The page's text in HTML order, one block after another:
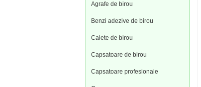
Agrafe de birou
Benzi adezive de birou
Caiete de birou
Capsatoare de birou
Capsatoare profesionale